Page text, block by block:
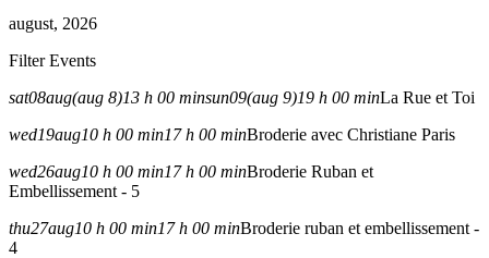
august, 2026
Filter Events
sat08aug(aug 8)13 h 00 minsun09(aug 9)19 h 00 minLa Rue et Toi
wed19aug10 h 00 min17 h 00 minBroderie avec Christiane Paris
wed26aug10 h 00 min17 h 00 minBroderie Ruban et
Embellissement - 5
thu27aug10 h 00 min17 h 00 minBroderie ruban et embellissement -
4